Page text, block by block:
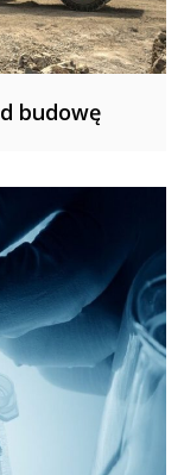
budowę